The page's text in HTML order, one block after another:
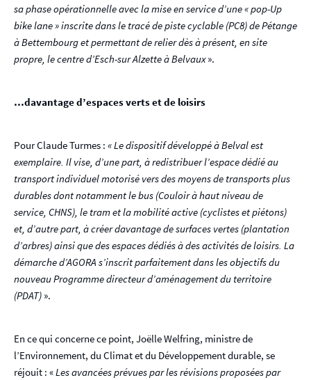
sa phase opérationnelle avec la mise en service d’une « pop-Up
bike lane » inscrite dans le tracé de piste cyclable (PC8) de Pétange
à Bettembourg et permettant de relier dès à présent, en site
propre, le centre d’Esch-sur Alzette à Belvaux».
…davantage d’espaces verts et de loisirs
Pour Claude Turmes : « Le dispositif développé à Belval est
exemplaire. Il vise, d’une part, à redistribuer l’espace dédié au
transport individuel motorisé vers des moyens de transports plus
durables dont notamment le bus (Couloir à haut niveau de
service, CHNS), le tram et la mobilité active (cyclistes et piétons)
et, d’autre part, à créer davantage de surfaces vertes (plantation
d’arbres) ainsi que des espaces dédiés à des activités de loisirs. La
démarche d’AGORA s’inscrit parfaitement dans les objectifs du
nouveau Programme directeur d’aménagement du territoire
(PDAT) ».
En ce qui concerne ce point, Joëlle Welfring, ministre de
l’Environnement, du Climat et du Développement durable, se
réjouit : «Les avancées prévues par les révisions proposées par